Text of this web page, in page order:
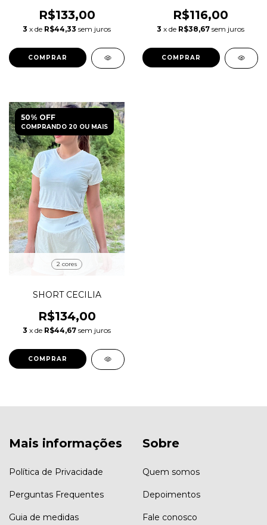
R$133,00
3 x de R$44,33 sem juros
COMPRAR
R$116,00
3 x de R$38,67 sem juros
COMPRAR
50% OFF
COMPRANDO 20 OU MAIS
2 cores
SHORT CECILIA
R$134,00
3 x de R$44,67 sem juros
COMPRAR
Mais informações
Política de Privacidade
Perguntas Frequentes
Guia de medidas
Sobre
Quem somos
Depoimentos
Fale conosco